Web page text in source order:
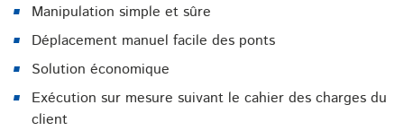
Manipulation simple et sûre
Déplacement manuel facile des ponts
Solution économique
Exécution sur mesure suivant le cahier des charges du
client